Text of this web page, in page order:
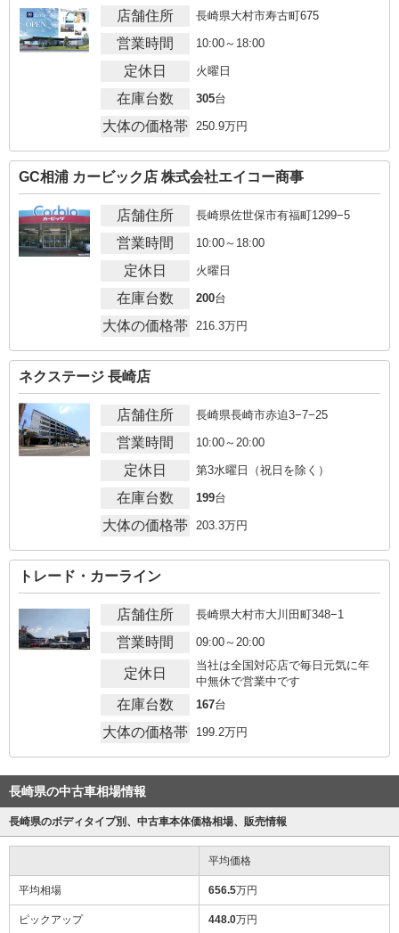
店舗住所 長崎県大村市寿古町675
営業時間 10:00～18:00
定休日 火曜日
在庫台数 305台
大体の価格帯 250.9万円
GC相浦 カービック店 株式会社エイコー商事
店舗住所 長崎県佐世保市有福町1299−5
営業時間 10:00～18:00
定休日 火曜日
在庫台数 200台
大体の価格帯 216.3万円
ネクステージ 長崎店
店舗住所 長崎県長崎市赤迫3−7−25
営業時間 10:00～20:00
定休日 第3水曜日（祝日を除く）
在庫台数 199台
大体の価格帯 203.3万円
トレード・カーライン
店舗住所 長崎県大村市大川田町348−1
営業時間 09:00～20:00
定休日
当社は全国対応店で毎日元気に年
中無休で営業中です
在庫台数 167台
大体の価格帯 199.2万円
長崎県の中古車相場情報
長崎県のボディタイプ別、中古車本体価格相場、販売情報
平均価格
平均相場 656.5万円
ピックアップ 448.0万円